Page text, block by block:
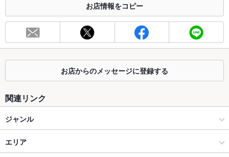
最大宴会収
容人数
個室 なし
座敷
カウンター なし
テラス席
お店情報をコピー
お店からのメッセージに登録する
関連リンク
ジャンル
イタリアン・フレンチ
エリア